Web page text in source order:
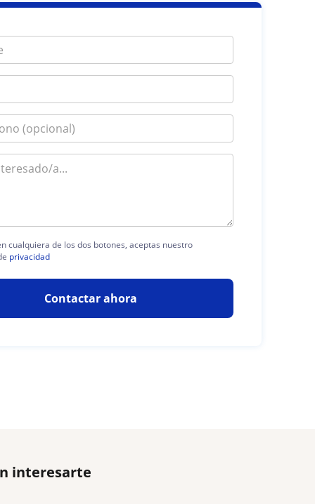
cualquiera de los dos botones, aceptas nuestro
privacidad
Contactar ahora
interesarte